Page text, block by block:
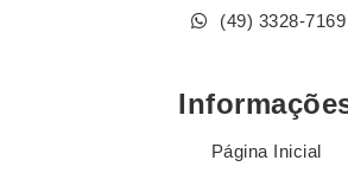
(49) 3328-7169
Página Inicial